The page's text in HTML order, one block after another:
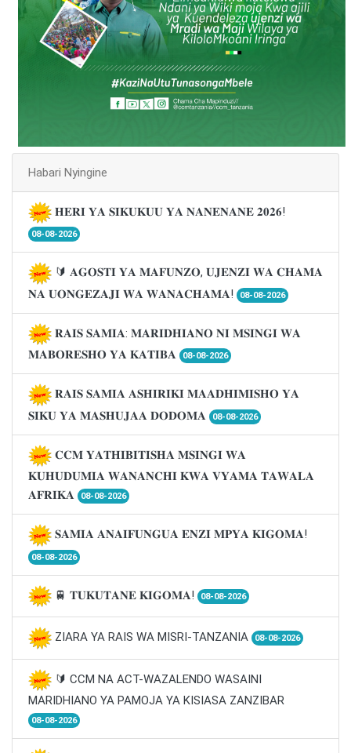
Habari Nyingine
𝐇𝐄𝐑𝐈 𝐘𝐀 𝐒𝐈𝐊𝐔𝐊𝐔𝐔 𝐘𝐀 𝐍𝐀𝐍𝐄𝐍𝐀𝐍𝐄 𝟐𝟎𝟐𝟔!
08-08-2026
🔰 𝐀𝐆𝐎𝐒𝐓𝐈 𝐘𝐀 𝐌𝐀𝐅𝐔𝐍𝐙𝐎, 𝐔𝐉𝐄𝐍𝐙𝐈 𝐖𝐀 𝐂𝐇𝐀𝐌𝐀
𝐍𝐀 𝐔𝐎𝐍𝐆𝐄𝐙𝐀𝐉𝐈 𝐖𝐀 𝐖𝐀𝐍𝐀𝐂𝐇𝐀𝐌𝐀!
08-08-2026
𝐑𝐀𝐈𝐒 𝐒𝐀𝐌𝐈𝐀: 𝐌𝐀𝐑𝐈𝐃𝐇𝐈𝐀𝐍𝐎 𝐍𝐈 𝐌𝐒𝐈𝐍𝐆𝐈 𝐖𝐀
𝐌𝐀𝐁𝐎𝐑𝐄𝐒𝐇𝐎 𝐘𝐀 𝐊𝐀𝐓𝐈𝐁𝐀
08-08-2026
𝐑𝐀𝐈𝐒 𝐒𝐀𝐌𝐈𝐀 𝐀𝐒𝐇𝐈𝐑𝐈𝐊𝐈 𝐌𝐀𝐀𝐃𝐇𝐈𝐌𝐈𝐒𝐇𝐎 𝐘𝐀
𝐒𝐈𝐊𝐔 𝐘𝐀 𝐌𝐀𝐒𝐇𝐔𝐉𝐀𝐀 𝐃𝐎𝐃𝐎𝐌𝐀
08-08-2026
𝐂𝐂𝐌 𝐘𝐀𝐓𝐇𝐈𝐁𝐈𝐓𝐈𝐒𝐇𝐀 𝐌𝐒𝐈𝐍𝐆𝐈 𝐖𝐀
𝐊𝐔𝐇𝐔𝐃𝐔𝐌𝐈𝐀 𝐖𝐀𝐍𝐀𝐍𝐂𝐇𝐈 𝐊𝐖𝐀 𝐕𝐘𝐀𝐌𝐀 𝐓𝐀𝐖𝐀𝐋𝐀
𝐀𝐅𝐑𝐈𝐊𝐀
08-08-2026
𝐒𝐀𝐌𝐈𝐀 𝐀𝐍𝐀𝐈𝐅𝐔𝐍𝐆𝐔𝐀 𝐄𝐍𝐙𝐈 𝐌𝐏𝐘𝐀 𝐊𝐈𝐆𝐎𝐌𝐀!
08-08-2026
🚆 𝐓𝐔𝐊𝐔𝐓𝐀𝐍𝐄 𝐊𝐈𝐆𝐎𝐌𝐀! 08-08-2026
ZIARA YA RAIS WA MISRI-TANZANIA 08-08-2026
🔰 CCM NA ACT-WAZALENDO WASAINI
MARIDHIANO YA PAMOJA YA KISIASA ZANZIBAR
08-08-2026